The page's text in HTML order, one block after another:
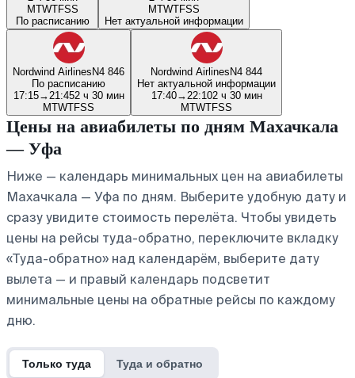
MTWTFSS
По расписанию
MTWTFSS
Нет актуальной информации
Nordwind AirlinesN4 846
По расписанию
17:15→ 21:452 ч 30 мин
MTWTFSS
Nordwind AirlinesN4 844
Нет актуальной информации
17:40→ 22:102 ч 30 мин
MTWTFSS
Цены на авиабилеты по дням Махачкала
— Уфа
Ниже — календарь минимальных цен на авиабилеты
Махачкала — Уфа по дням. Выберите удобную дату и
сразу увидите стоимость перелёта. Чтобы увидеть
цены на рейсы туда-обратно, переключите вкладку
«Туда-обратно» над календарём, выберите дату
вылета — и правый календарь подсветит
минимальные цены на обратные рейсы по каждому
дню.
Только туда Туда и обратно